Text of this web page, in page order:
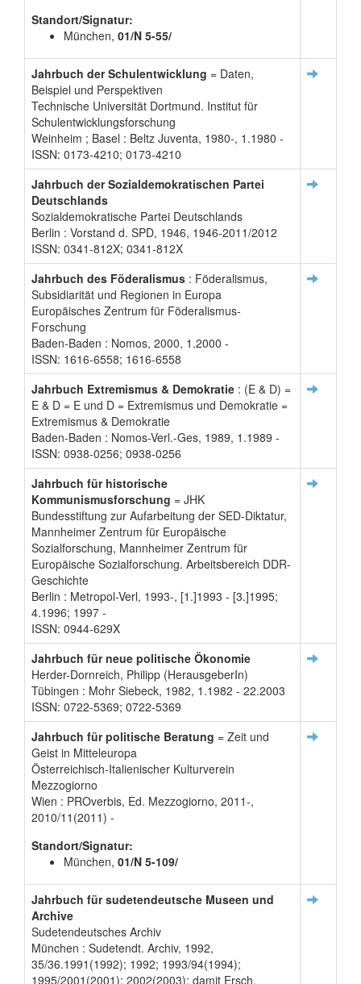
Standort/Signatur:
München, 01/N 5-55/
Jahrbuch der Schulentwicklung = Daten,
Beispiel und Perspektiven
Technische Universität Dortmund. Institut für
Schulentwicklungsforschung
Weinheim ; Basel : Beltz Juventa, 1980-, 1.1980 -
ISSN: 0173-4210; 0173-4210
Jahrbuch der Sozialdemokratischen Partei
Deutschlands
Sozialdemokratische Partei Deutschlands
Berlin : Vorstand d. SPD, 1946, 1946-2011/2012
ISSN: 0341-812X; 0341-812X
Jahrbuch des Föderalismus : Föderalismus,
Subsidiarität und Regionen in Europa
Europäisches Zentrum für Föderalismus-
Forschung
Baden-Baden : Nomos, 2000, 1.2000 -
ISSN: 1616-6558; 1616-6558
Jahrbuch Extremismus & Demokratie : (E & D) =
E & D = E und D = Extremismus und Demokratie =
Extremismus & Demokratie
Baden-Baden : Nomos-Verl.-Ges, 1989, 1.1989 -
ISSN: 0938-0256; 0938-0256
Jahrbuch für historische
Kommunismusforschung = JHK
Bundesstiftung zur Aufarbeitung der SED-Diktatur,
Mannheimer Zentrum für Europäische
Sozialforschung, Mannheimer Zentrum für
Europäische Sozialforschung. Arbeitsbereich DDR-
Geschichte
Berlin : Metropol-Verl, 1993-, [1.]1993 - [3.]1995;
4.1996; 1997 -
ISSN: 0944-629X
Jahrbuch für neue politische Ökonomie
Herder-Dornreich, Philipp (HerausgeberIn)
Tübingen : Mohr Siebeck, 1982, 1.1982 - 22.2003
ISSN: 0722-5369; 0722-5369
Jahrbuch für politische Beratung = Zeit und
Geist in Mitteleuropa
Österreichisch-Italienischer Kulturverein
Mezzogiorno
Wien : PROverbis, Ed. Mezzogiorno, 2011-,
2010/11(2011) -
Standort/Signatur:
München, 01/N 5-109/
Jahrbuch für sudetendeutsche Museen und
Archive
Sudetendeutsches Archiv
München : Sudetendt. Archiv, 1992,
35/36.1991(1992); 1992; 1993/94(1994);
1995/2001(2001); 2002(2003); damit Ersch.